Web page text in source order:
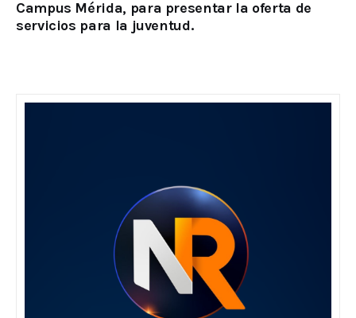
Campus Mérida, para presentar la oferta de
servicios para la juventud.